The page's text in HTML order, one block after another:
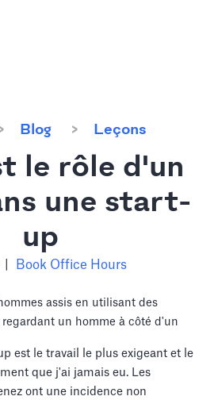
Blog Leçons
le rôle d'un
une start-
up
Book Office Hours
est le travail le plus exigeant et le
que j'ai jamais eu. Les
ont une incidence non